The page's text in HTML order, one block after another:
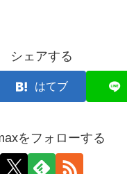
シェアする
はてブ
をフォローする